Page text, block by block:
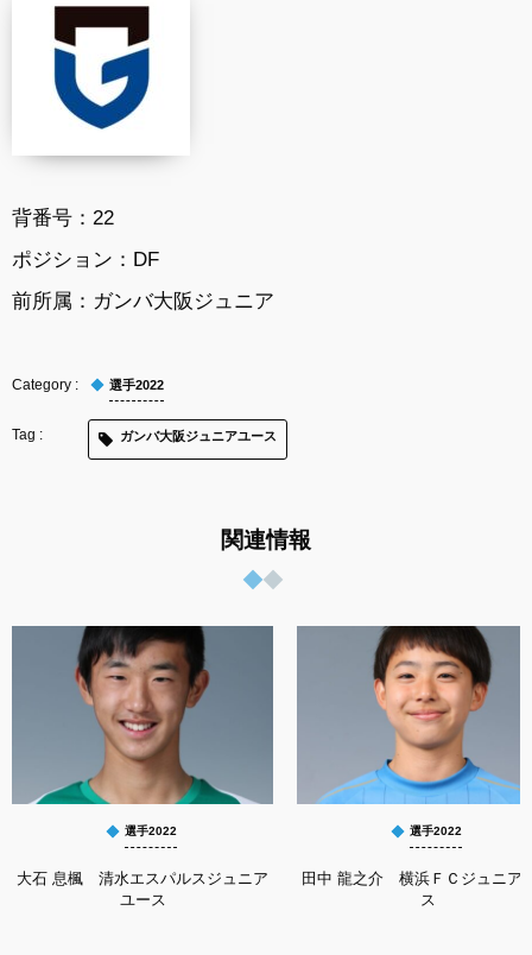
背番号：22
ポジション：DF
前所属：ガンバ大阪ジュニア
選手2022
ガンバ大阪ジュニアユース
関連情報
選手2022
大石 息楓 清水エスパルスジュニア
ユース
選手2022
田中 龍之介 横浜ＦＣジュニア
ス